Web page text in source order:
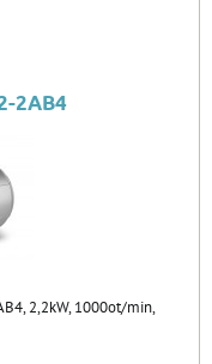
2AB4
2,2kW, 1000ot/min,